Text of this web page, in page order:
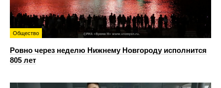
Общество
Ровно через неделю Нижнему Новгороду исполнится
805 лет